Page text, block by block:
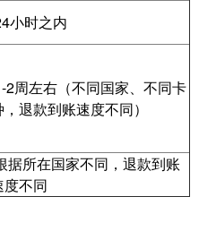
小时之内
2周左右（不同国家、不同卡
，退款到账速度不同）
据所在国家不同，退款到账
度不同